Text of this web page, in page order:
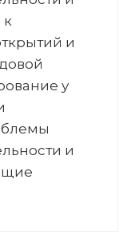
к
и
у
и